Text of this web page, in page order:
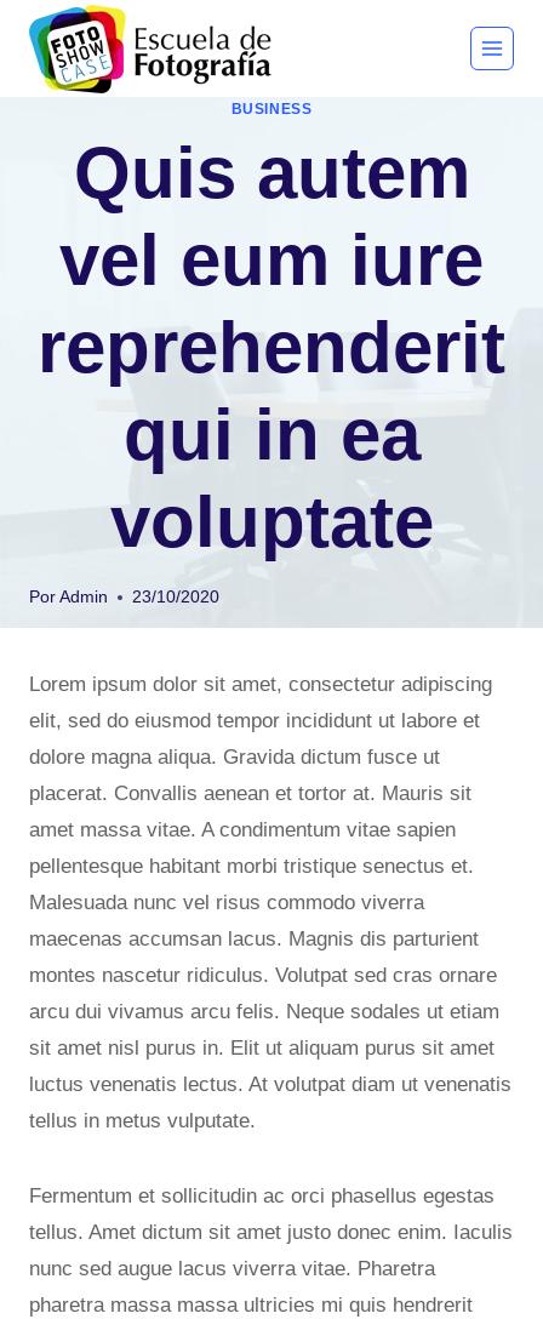
Saltar
contenido
BUSINESS
Quis autem
vel eum iure
reprehenderit
qui in ea
voluptate
Por Admin 23/10/2020
Lorem ipsum dolor sit amet, consectetur adipiscing
elit, sed do eiusmod tempor incididunt ut labore et
dolore magna aliqua. Gravida dictum fusce ut
placerat. Convallis aenean et tortor at. Mauris sit
amet massa vitae. A condimentum vitae sapien
pellentesque habitant morbi tristique senectus et.
Malesuada nunc vel risus commodo viverra
maecenas accumsan lacus. Magnis dis parturient
montes nascetur ridiculus. Volutpat sed cras ornare
arcu dui vivamus arcu felis. Neque sodales ut etiam
sit amet nisl purus in. Elit ut aliquam purus sit amet
luctus venenatis lectus. At volutpat diam ut venenatis
tellus in metus vulputate.
Fermentum et sollicitudin ac orci phasellus egestas
tellus. Amet dictum sit amet justo donec enim. Iaculis
nunc sed augue lacus viverra vitae. Pharetra
pharetra massa massa ultricies mi quis hendrerit